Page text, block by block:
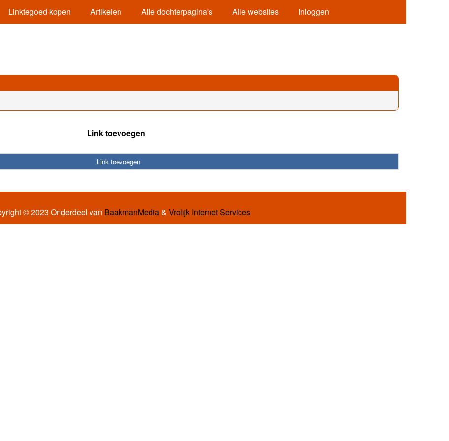
Linktegoed kopen Artikelen Alle dochterpagina's Alle websites Inloggen
Link toevoegen
Link toevoegen
© 2023 Onderdeel van BaakmanMedia& Vrolijk Internet Services